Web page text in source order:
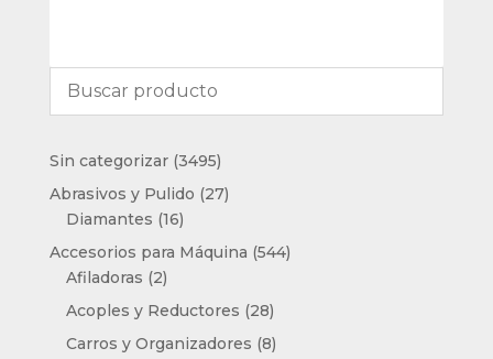
Sin categorizar 34953495
productos
Abrasivos y Pulido 2727
Diamantes 1616
productos
Accesorios para Máquina 544544
Afiladoras 22
productos
Acoples y Reductores 2828
productos
Carros y Organizadores 88